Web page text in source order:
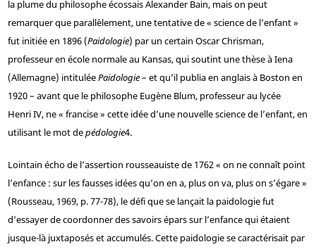
la plume du philosophe écossais Alexander Bain, mais on peut
remarquer que parallèlement, une tentative de « science de l’enfant »
fut initiée en 1896 (Paidologie) par un certain Oscar Chrisman,
professeur en école normale au Kansas, qui soutint une thèse à Iena
(Allemagne) intituléePaidologie– et qu’il publia en anglais à Boston en
1920 – avant que le philosophe Eugène Blum, professeur au lycée
Henri IV, ne « francise » cette idée d’une nouvelle science de l’enfant, en
utilisant le mot depédologie4.
Lointain écho de l’assertion rousseauiste de 1762 « on ne connaît point
l’enfance : sur les fausses idées qu’on en a, plus on va, plus on s’égare »
(Rousseau, 1969, p. 77-78), le défi que se lançait la paidologie fut
d’essayer de coordonner des savoirs épars sur l’enfance qui étaient
jusque-là juxtaposés et accumulés. Cette paidologie se caractérisait par